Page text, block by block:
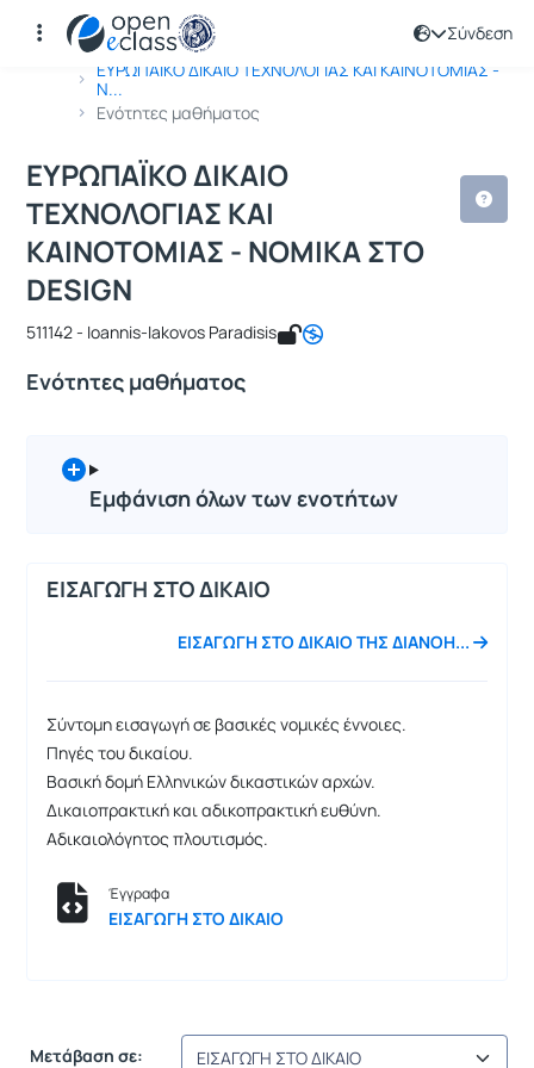
Σύνδεση
Αρχική Σελίδα
ΕΥΡΩΠΑΪΚΟ ΔΙΚΑΙΟ ΤΕΧΝΟΛΟΓΙΑΣ ΚΑΙ ΚΑΙΝΟΤΟΜΙΑΣ -
Ν...
Ενότητες μαθήματος
Μάθημα : ΕΥΡΩΠΑΪΚΟ ΔΙΚΑΙΟ
Κωδικός : 511142
ΕΥΡΩΠΑΪΚΟ ΔΙΚΑΙΟ
ΤΕΧΝΟΛΟΓΙΑΣ ΚΑΙ
ΚΑΙΝΟΤΟΜΙΑΣ - ΝΟΜΙΚΑ ΣΤΟ
DESIGN
511142 - Ioannis-Iakovos Paradisis
Ενότητες μαθήματος
Εμφάνιση όλων των ενοτήτων
ΕΙΣΑΓΩΓΗ ΣΤΟ ΔΙΚΑΙΟ
ΕΙΣΑΓΩΓΗ ΣΤΟ ΔΙKΑΙΟ ΤΗΣ ΔΙΑΝΟΗ...
Σύντομη εισαγωγή σε βασικές νομικές έννοιες.
Πηγές του δικαίου.
Βασική δομή Ελληνικών δικαστικών αρχών.
Δικαιοπρακτική και αδικοπρακτική ευθύνη.
Αδικαιολόγητος πλουτισμός.
Έγγραφα
ΕΙΣΑΓΩΓΗ ΣΤΟ ΔΙΚΑΙΟ
Μετάβαση σε: